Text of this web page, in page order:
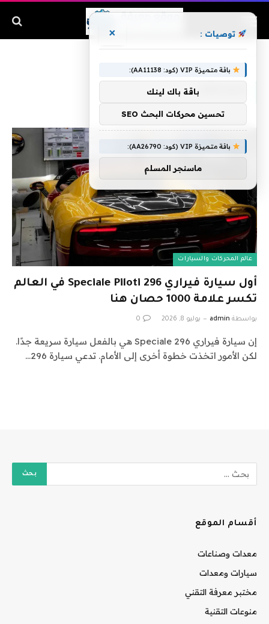
SPECIALE
عالم المحركات والسيارات
أول سيارة فيراري 296 Speciale Piloti في العالم
تكسر علامة 1000 حصان هنا
بواسطة admin يوليو 8, 2026 0
إن سيارة فيراري 296 Speciale هي بالفعل سيارة سريعة جدًا.
لكن الأمور اتخذت خطوة أخرى إلى الأمام. تدعي سيارة 296…
أقسام الموقع
معدات وصناعات
سيارات ومعدات
مختبر معرفة التقني
منوعات التقنية
توصيات : ×
باقة متميزة VIP (كود: AA11138):
باقة باك لينك
تحسين محركات البحث SEO
باقة متميزة VIP (كود: AA26790):
ماسنجر المسلم